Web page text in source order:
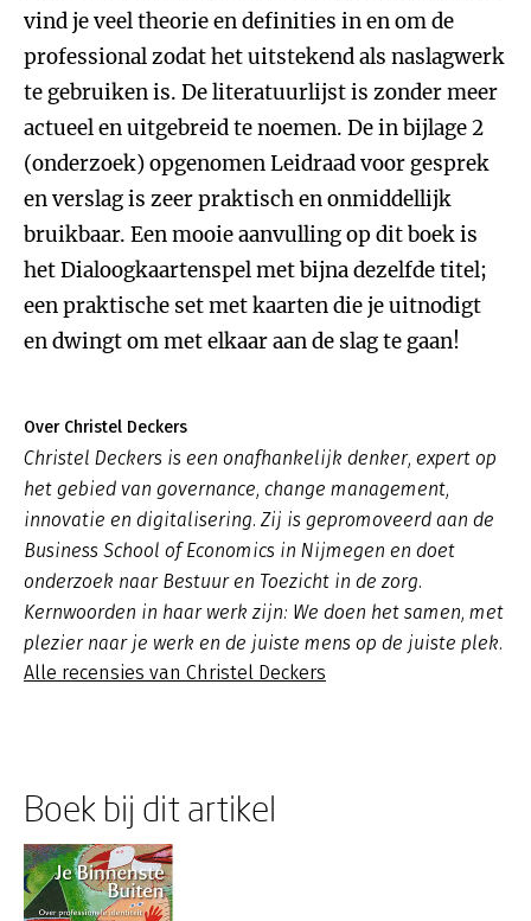
vind je veel theorie en definities in en om de
professional zodat het uitstekend als naslagwerk
te gebruiken is. De literatuurlijst is zonder meer
actueel en uitgebreid te noemen. De in bijlage 2
(onderzoek) opgenomen Leidraad voor gesprek
en verslag is zeer praktisch en onmiddellijk
bruikbaar. Een mooie aanvulling op dit boek is
het Dialoogkaartenspel met bijna dezelfde titel;
een praktische set met kaarten die je uitnodigt
en dwingt om met elkaar aan de slag te gaan!
Over Christel Deckers
Christel Deckers is een onafhankelijk denker, expert op
het gebied van governance, change management,
innovatie en digitalisering. Zij is gepromoveerd aan de
Business School of Economics in Nijmegen en doet
onderzoek naar Bestuur en Toezicht in de zorg.
Kernwoorden in haar werk zijn: We doen het samen, met
plezier naar je werk en de juiste mens op de juiste plek.
Alle recensies van Christel Deckers
Boek bij dit artikel